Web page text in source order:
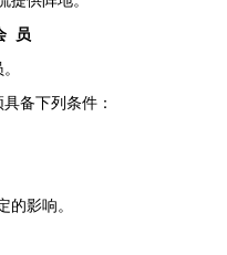
员
备下列条件：
的影响。